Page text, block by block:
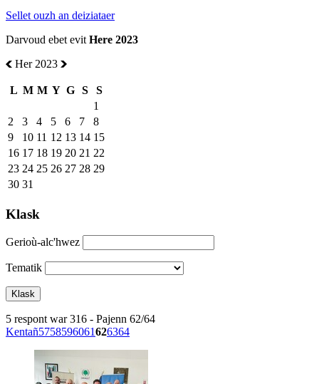
Sellet ouzh an deiziataer
Darvoud ebet evit Here 2023
Her 2023
L M M Y G S
S
1
2
3 4 5 6 7
8
9
10 11 12 13 14 15
16 17 18 19 20 21 22
23 24 25 26 27 28 29
30 31
Klask
Gerioù-alc'hwez
Tematik
5 respont war 316 - Pajenn 62/64
Kentañ5758596061626364